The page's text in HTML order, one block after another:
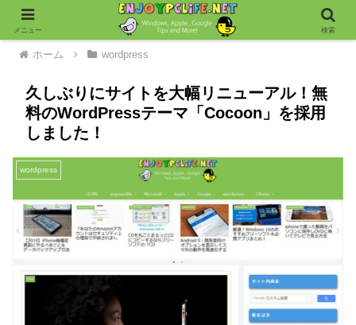
ホーム wordpress
久しぶりにサイトを大幅リニューアル！無
料のWordPressテーマ「Cocoon」を採用
しました！
wordpress
メニュー 検索